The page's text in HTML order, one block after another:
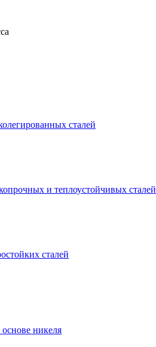
сталей
и теплоустойчивых сталей
сталей
никеля